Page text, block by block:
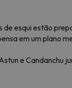
esqui estão
em um plano
e